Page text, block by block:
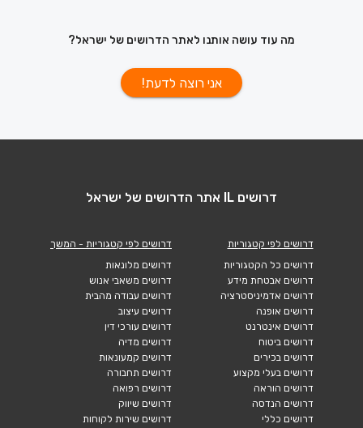
מה עוד עושה אותנו לאתר הדרושים של ישראל?
אני רוצה לדעת!
דרושים IL אתר הדרושים של ישראל
דרושים לפי קטגוריות
דרושים כל הקטגוריות
דרושים אבטחת מידע
דרושים אדמיניסטרציה
דרושים אופנה
דרושים אינטרנט
דרושים ביטוח
דרושים בכירים
דרושים בעלי מקצוע
דרושים הוראה
דרושים הנדסה
דרושים כללי
דרושים לפי קטגוריות - המשך
דרושים מלונאות
דרושים משאבי אנוש
דרושים עבודה מהבית
דרושים עיצוב
דרושים עורכי דין
דרושים מדיה
דרושים קמעונאות
דרושים תחבורה
דרושים רפואה
דרושים שיווק
דרושים שירות לקוחות